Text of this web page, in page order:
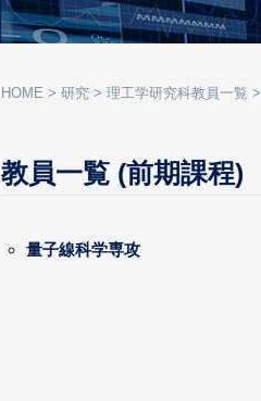
HOME > 研究 > 理工学研究科教員一覧 >
教員一覧 (前期課程)
量子線科学専攻